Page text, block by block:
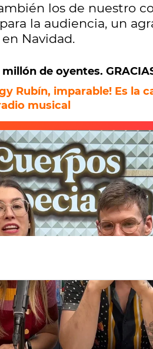
los de nuestro
la audiencia, un
Navidad.
de oyentes.
Rubín, imparable! Es la
musical
más de medio millón de
a su crew en el